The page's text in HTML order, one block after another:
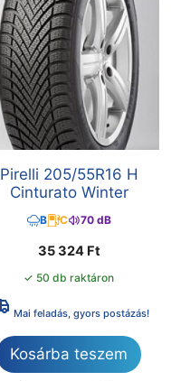
Pirelli 205/55R16 H
Cinturato Winter
B C 70 dB
35 324 Ft
✓ 50 db raktáron
Mai feladás, gyors postázás!
Kosárba teszem